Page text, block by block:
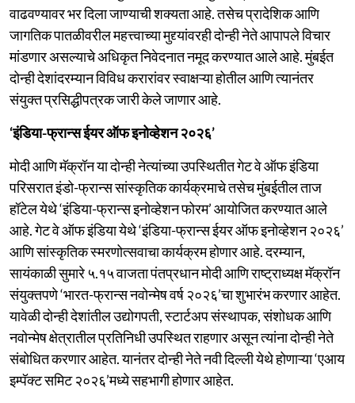
वाढवण्यावर भर दिला जाण्याची शक्यता आहे. तसेच प्रादेशिक आणि
जागतिक पातळीवरील महत्त्वाच्या मुद्द्यांवरही दोन्ही नेते आपापले विचार
मांडणार असल्याचे अधिकृत निवेदनात नमूद करण्यात आले आहे. मुंबईत
दोन्ही देशांदरम्यान विविध करारांवर स्वाक्षऱ्या होतील आणि त्यानंतर
संयुक्त प्रसिद्धीपत्रक जारी केले जाणार आहे.
‘इंडिया-फ्रान्स ईयर ऑफ इनोव्हेशन २०२६’
मोदी आणि मॅक्रॉन या दोन्ही नेत्यांच्या उपस्थितीत गेट वे ऑफ इंडिया
परिसरात इंडो-फ्रान्स सांस्कृतिक कार्यक्रमाचे तसेच मुंबईतील ताज
हॉटेल येथे ‘इंडिया-फ्रान्स इनोव्हेशन फोरम’ आयोजित करण्यात आले
आहे. गेट वे ऑफ इंडिया येथे ‘इंडिया-फ्रान्स ईयर ऑफ इनोव्हेशन २०२६’
आणि सांस्कृतिक स्मरणोत्सवाचा कार्यक्रम होणार आहे. दरम्यान,
सायंकाळी सुमारे ५.१५ वाजता पंतप्रधान मोदी आणि राष्ट्राध्यक्ष मॅक्रॉन
संयुक्तपणे ‘भारत-फ्रान्स नवोन्मेष वर्ष २०२६’चा शुभारंभ करणार आहेत.
यावेळी दोन्ही देशांतील उद्योगपती, स्टार्टअप संस्थापक, संशोधक आणि
नवोन्मेष क्षेत्रातील प्रतिनिधी उपस्थित राहणार असून त्यांना दोन्ही नेते
संबोधित करणार आहेत. यानंतर दोन्ही नेते नवी दिल्ली येथे होणाऱ्या ‘एआय
इम्पॅक्ट समिट २०२६’मध्ये सहभागी होणार आहेत.